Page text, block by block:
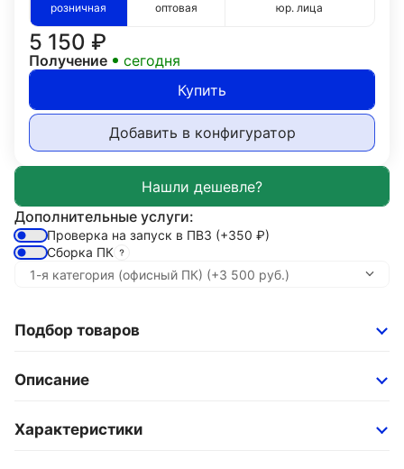
розничная оптовая юр. лица
5 150 ₽
Получение
сегодня
Купить
Добавить в конфигуратор
Дополнительные услуги:
Проверка на запуск в ПВЗ (+350 ₽)
Сборка ПК
Подбор товаров
Описание
Характеристики